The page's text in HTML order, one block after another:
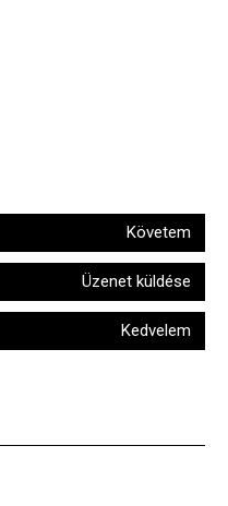
Követem
Üzenet küldése
Kedvelem